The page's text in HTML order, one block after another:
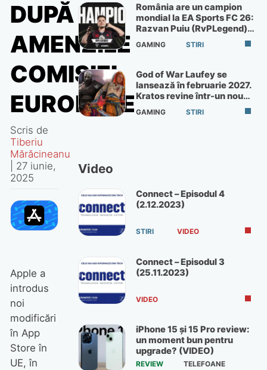
DUPĂ
AMENZILE
COMISIEI
EUROPENE
Scris de
Tiberiu
Mărăcineanu
27 iunie,
2025
Apple a
introdus
noi
modificări
în App
Store în
UE, în
România are un campion
mondial la EA Sports FC 26:
Razvan Puiu (RvPLegend)
câștigă turneul de la Paris
GAMING STIRI
God of War Laufey se
lansează în februarie 2027.
Kratos revine într-un nou
God of War
GAMING STIRI
Video
Connect – Episodul 4
(2.12.2023)
STIRI VIDEO
Connect – Episodul 3
(25.11.2023)
VIDEO
iPhone 15 și 15 Pro review:
un moment bun pentru
upgrade? (VIDEO)
REVIEW
TELEFOANE